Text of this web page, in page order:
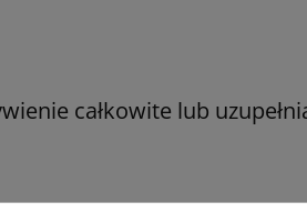
całkowite lub